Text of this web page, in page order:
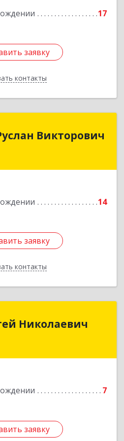
17
заявку
контакты
заявку
Назад
Викторович
14
заявку
контакты
обл, Холмский р-н, Холмск
заявку
Назад
Николаевич
7
заявку
Николаевич
заявку